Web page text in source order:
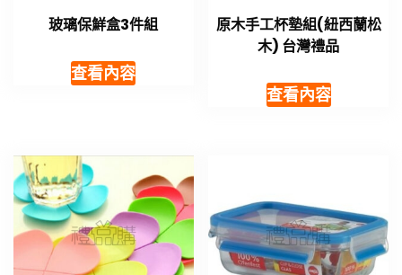
玻璃保鮮盒3件組
查看內容
原木手工杯墊組(紐西蘭松
木) 台灣禮品
查看內容